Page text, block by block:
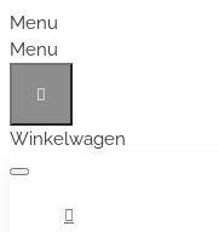
Menu
Menu
Winkelwagen